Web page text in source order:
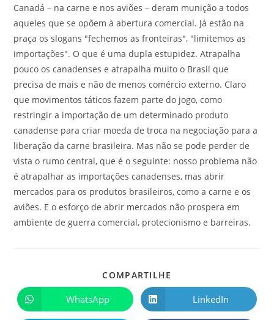
Canadá – na carne e nos aviões – deram munição a todos
aqueles que se opõem à abertura comercial. Já estão na
praça os slogans "fechemos as fronteiras", "limitemos as
importações". O que é uma dupla estupidez. Atrapalha
pouco os canadenses e atrapalha muito o Brasil que
precisa de mais e não de menos comércio externo. Claro
que movimentos táticos fazem parte do jogo, como
restringir a importação de um determinado produto
canadense para criar moeda de troca na negociação para a
liberação da carne brasileira. Mas não se pode perder de
vista o rumo central, que é o seguinte: nosso problema não
é atrapalhar as importações canadenses, mas abrir
mercados para os produtos brasileiros, como a carne e os
aviões. E o esforço de abrir mercados não prospera em
ambiente de guerra comercial, protecionismo e barreiras.
COMPARTILHE
WhatsApp LinkedIn